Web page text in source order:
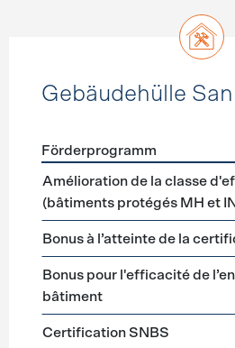
Gebäudehülle
Förderprogramme
Förderprogramm
Amélioration de la classe
(bâtiments protégés MH et
Bonus à l’atteinte de la
Bonus pour l'efficacité de
bâtiment
Certification SNBS